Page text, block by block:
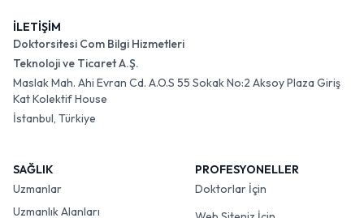
İLETİŞİM
Doktorsitesi Com Bilgi Hizmetleri
Teknoloji ve Ticaret A.Ş.
Maslak Mah. Ahi Evran Cd. A.O.S 55 Sokak No:2 Aksoy Plaza Giriş
Kat Kolektif House
İstanbul, Türkiye
SAĞLIK
Uzmanlar
Uzmanlık Alanları
PROFESYONELLER
Doktorlar İçin